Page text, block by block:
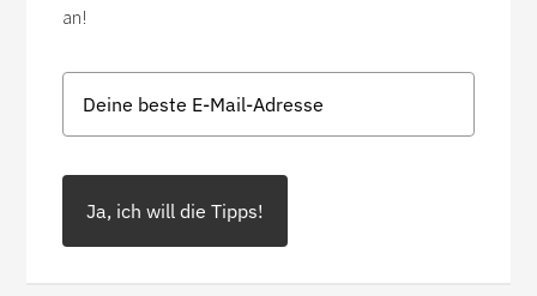
an!
Ja, ich will die Tipps!